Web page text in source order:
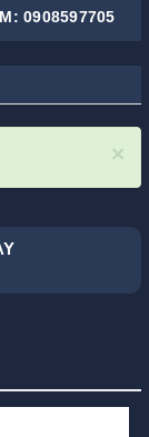
0908597705
×